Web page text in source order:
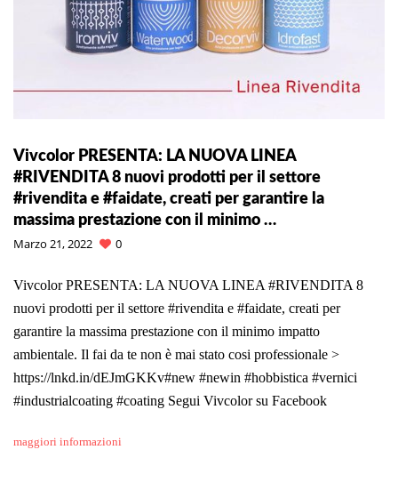
Vivcolor PRESENTA: LA NUOVA LINEA
#RIVENDITA 8 nuovi prodotti per il settore
#rivendita e #faidate, creati per garantire la
massima prestazione con il minimo …
Marzo 21, 2022
0
Vivcolor PRESENTA: LA NUOVA LINEA #RIVENDITA 8
nuovi prodotti per il settore #rivendita e #faidate, creati per
garantire la massima prestazione con il minimo impatto
ambientale. Il fai da te non è mai stato cosi professionale >
https://lnkd.in/dEJmGKKv#new #newin #hobbistica #vernici
#industrialcoating #coating Segui Vivcolor su Facebook
maggiori informazioni